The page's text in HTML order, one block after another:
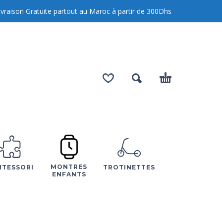
Gratuite partout au Maroc à partir de 300Dhs
MONTRES
ENFANTS
TROTINETTES